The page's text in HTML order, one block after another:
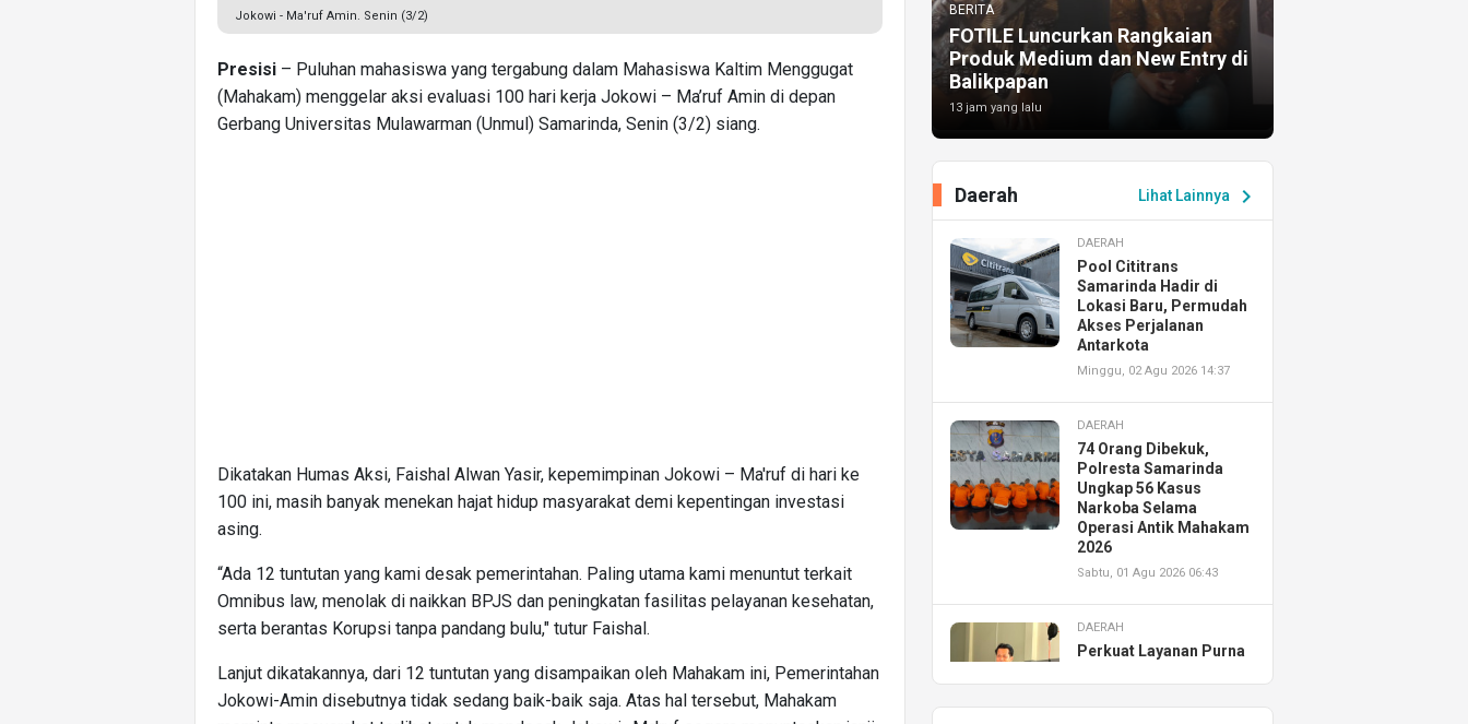
Jokowi - Ma'ruf Amin. Senin (3/2)
Presisi – Puluhan mahasiswa yang tergabung dalam Mahasiswa Kaltim Menggugat
(Mahakam) menggelar aksi evaluasi 100 hari kerja Jokowi – Ma’ruf Amin di depan
Gerbang Universitas Mulawarman (Unmul) Samarinda, Senin (3/2) siang.
Dikatakan Humas Aksi, Faishal Alwan Yasir, kepemimpinan Jokowi – Ma'ruf di hari ke
100 ini, masih banyak menekan hajat hidup masyarakat demi kepentingan investasi
asing.
“Ada 12 tuntutan yang kami desak pemerintahan. Paling utama kami menuntut terkait
Omnibus law, menolak di naikkan BPJS dan peningkatan fasilitas pelayanan kesehatan,
serta berantas Korupsi tanpa pandang bulu," tutur Faishal.
Lanjut dikatakannya, dari 12 tuntutan yang disampaikan oleh Mahakam ini, Pemerintahan
Jokowi-Amin disebutnya tidak sedang baik-baik saja. Atas hal tersebut, Mahakam
BERITA
FOTILE Luncurkan Rangkaian
Produk Medium dan New Entry di
Balikpapan
13 jam yang lalu
Lihat Lainnya chevron_right
Daerah
DAERAH
Pool Cititrans
Samarinda Hadir di
Lokasi Baru, Permudah
Akses Perjalanan
Antarkota
Minggu, 02 Agu 2026 14:37
DAERAH
74 Orang Dibekuk,
Polresta Samarinda
Ungkap 56 Kasus
Narkoba Selama
Operasi Antik Mahakam
2026
Sabtu, 01 Agu 2026 06:43
DAERAH
Perkuat Layanan Purna
Resmikan AHASS